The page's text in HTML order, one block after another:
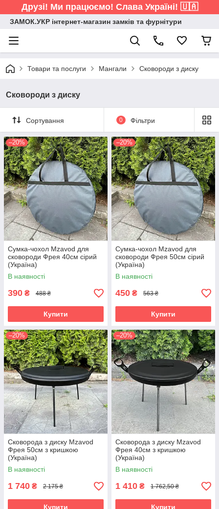
Друзі! Ми працюємо! Слава Україні! 🇺🇦
ЗАМОК.УКР інтернет-магазин замків та фурнітури
Товари та послуги Мангали Сковороди з диску
Сковороди з диску
Сортування 0 Фільтри
–20%
Сумка-чохол Mzavod для
сковороди Фрея 40см сірий
(Україна)
В наявності
390 ₴ 488 ₴
Купити
–20%
Сумка-чохол Mzavod для
сковороди Фрея 50см сірий
(Україна)
В наявності
450 ₴ 563 ₴
Купити
–20%
Сковорода з диску Mzavod
Фрея 50см з кришкою
(Україна)
В наявності
1 740 ₴ 2 175 ₴
Купити
–20%
Сковорода з диску Mzavod
Фрея 40см з кришкою
(Україна)
В наявності
1 410 ₴ 1 762,50 ₴
Купити